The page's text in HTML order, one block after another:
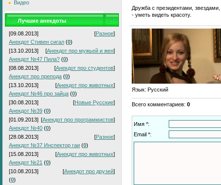
Видео
Лучшие анекдоты
[09.08.2013] [Разное]
Анекдот Стивен сигал (0)
[13.10.2013]
[Анекдот про мужьей и жен]
Анекдот №47 Пила? (0)
[08.08.2013]
[Анекдот про студентов]
Анекдот про препода (0)
[13.10.2013]
[Анекдот про животных]
Анекдот №46 про зайца (0)
[30.08.2013]
[Новые Русские]
Анекдот №39 (0)
[01.09.2013] [Анекдот про программистов]
Анекдот №40 (0)
[28.08.2013]
[Разное]
Анекдот №37 Инспектор гаи (0)
[15.08.2013]
[Анекдот про животных]
Анекдот №21 (0)
[10.08.2013]
[Анекдот про друзей]
(0)
Дружба с президентами,
- уметь видеть красоту.
Язык: Русский
Всего комментариев: 0
Имя *:
Email *: